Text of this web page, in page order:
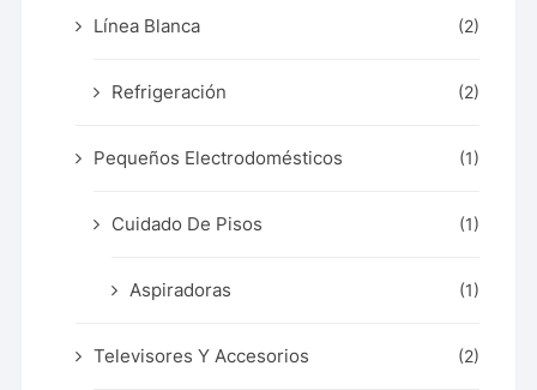
Línea Blanca (2)
Refrigeración (2)
Pequeños Electrodomésticos (1)
Cuidado De Pisos (1)
Aspiradoras (1)
Televisores Y Accesorios (2)